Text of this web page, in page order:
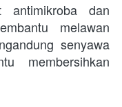
antimikroba dan
melawan
senyawa
membersihkan